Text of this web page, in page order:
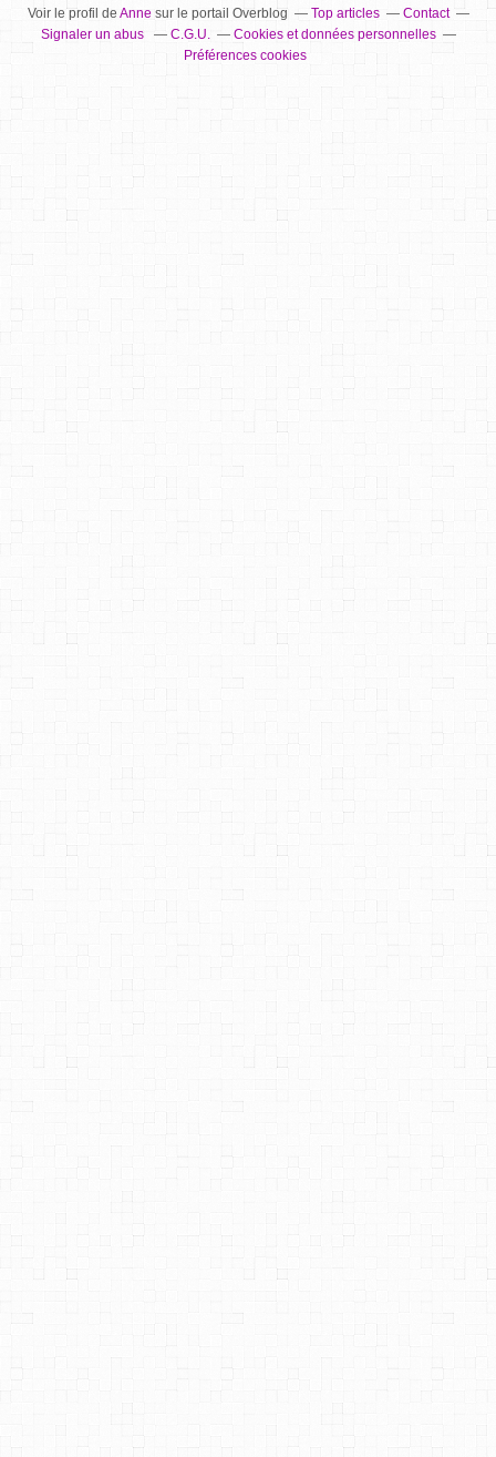
Voir le profil de Annesur le portail Overblog Top articles
Contact
Signaler un abus
C.G.U.
Cookies et données personnelles
Préférences cookies